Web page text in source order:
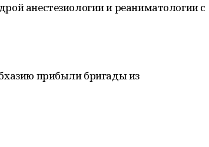
анестезиологии и реаниматологии с
прибыли бригады из